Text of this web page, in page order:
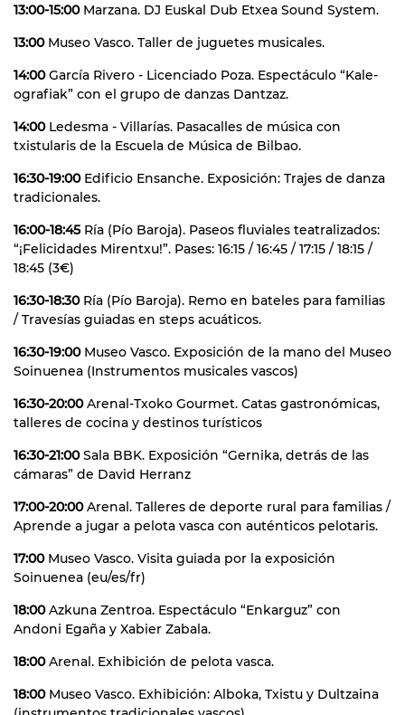
13:00-15:00Marzana. DJ Euskal Dub Etxea Sound System.
13:00Museo Vasco. Taller de juguetes musicales.
14:00García Rivero - Licenciado Poza. Espectáculo “Kale-
ografiak” con el grupo de danzas Dantzaz.
14:00Ledesma - Villarías. Pasacalles de música con
txistularis de la Escuela de Música de Bilbao.
16:30-19:00Edificio Ensanche. Exposición: Trajes de danza
tradicionales.
16:00-18:45Ría (Pío Baroja). Paseos fluviales teatralizados:
“¡Felicidades Mirentxu!”. Pases: 16:15 / 16:45 / 17:15 / 18:15 /
18:45 (3€)
16:30-18:30Ría (Pío Baroja). Remo en bateles para familias
/ Travesías guiadas en steps acuáticos.
16:30-19:00Museo Vasco. Exposición de la mano del Museo
Soinuenea (Instrumentos musicales vascos)
16:30-20:00Arenal-Txoko Gourmet. Catas gastronómicas,
talleres de cocina y destinos turísticos
16:30-21:00Sala BBK. Exposición “Gernika, detrás de las
cámaras” de David Herranz
17:00-20:00Arenal. Talleres de deporte rural para familias /
Aprende a jugar a pelota vasca con auténticos pelotaris.
17:00Museo Vasco. Visita guiada por la exposición
Soinuenea (eu/es/fr)
18:00Azkuna Zentroa. Espectáculo “Enkarguz” con
Andoni Egaña y Xabier Zabala.
18:00Arenal. Exhibición de pelota vasca.
18:00Museo Vasco. Exhibición: Alboka, Txistu y Dultzaina